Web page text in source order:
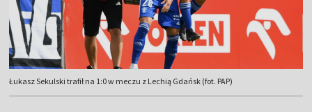
Łukasz Sekulski trafił na 1:0 w meczu z Lechią Gdańsk (fot. PAP)